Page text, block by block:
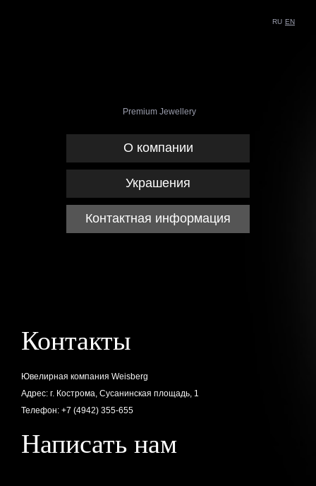
Premium Jewellery
О компании
Украшения
Контактная информация
RU EN
Контакты
Ювелирная компания Weisberg
Адрес: г. Кострома, Сусанинская площадь, 1
Телефон: +7 (4942) 355-655
Написать нам